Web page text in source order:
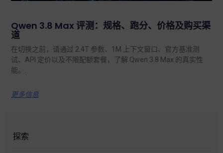
Qwen 3.8 Max 评测：规格、跑分、价格及购买渠
道
在切换之前，请通过 2.4T 参数、1M 上下文窗口、官方基准测
试、API 定价以及不限配额套餐，了解 Qwen 3.8 Max 的真实性
能。.
更多信息
探索